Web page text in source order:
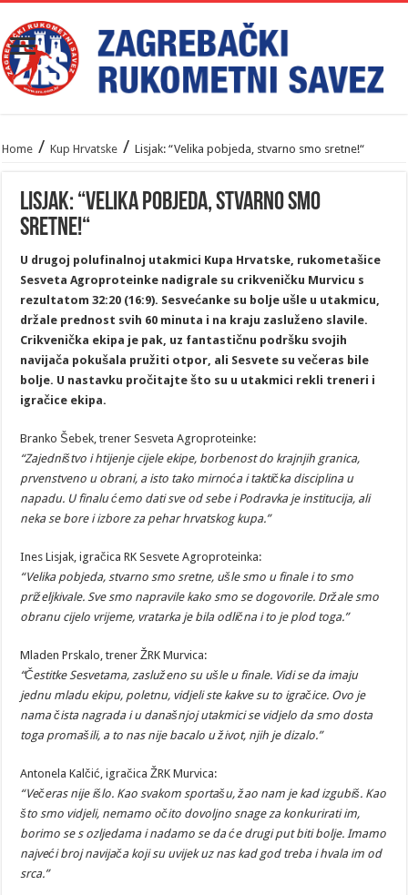
Home / Kup Hrvatske / Lisjak: “Velika pobjeda, stvarno smo sretne!“
Lisjak: “Velika pobjeda, stvarno smo
sretne!“
U drugoj polufinalnoj utakmici Kupa Hrvatske, rukometašice
Sesveta Agroproteinke nadigrale su crikveničku Murvicu s
rezultatom 32:20 (16:9). Sesvećanke su bolje ušle u utakmicu,
držale prednost svih 60 minuta i na kraju zasluženo slavile.
Crikvenička ekipa je pak, uz fantastičnu podršku svojih
navijača pokušala pružiti otpor, ali Sesvete su večeras bile
bolje. U nastavku pročitajte što su u utakmici rekli treneri i
igračice ekipa.
Branko Šebek, trener Sesveta Agroproteinke:
“Zajedništvo i htijenje cijele ekipe, borbenost do krajnjih granica,
prvenstveno u obrani, a isto tako mirnoća i taktička disciplina u
napadu. U finalu ćemo dati sve od sebe i Podravka je institucija, ali
neka se bore i izbore za pehar hrvatskog kupa.”
Ines Lisjak, igračica RK Sesvete Agroproteinka:
“Velika pobjeda, stvarno smo sretne, ušle smo u finale i to smo
priželjkivale. Sve smo napravile kako smo se dogovorile. Držale smo
obranu cijelo vrijeme, vratarka je bila odlična i to je plod toga.”
Mladen Prskalo, trener ŽRK Murvica:
“Čestitke Sesvetama, zasluženo su ušle u finale. Vidi se da imaju
jednu mladu ekipu, poletnu, vidjeli ste kakve su to igračice. Ovo je
nama čista nagrada i u današnjoj utakmici se vidjelo da smo dosta
toga promašili, a to nas nije bacalo u život, njih je dizalo.”
Antonela Kalčić, igračica ŽRK Murvica:
“Večeras nije išlo. Kao svakom sportašu, žao nam je kad izgubiš. Kao
što smo vidjeli, nemamo očito dovoljno snage za konkurirati im,
borimo se s ozljedama i nadamo se da će drugi put biti bolje. Imamo
najveći broj navijača koji su uvijek uz nas kad god treba i hvala im od
srca.”